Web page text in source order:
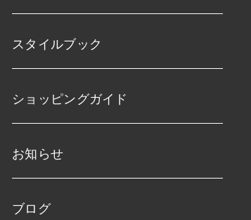
スタイルブック
ショッピングガイド
お知らせ
ブログ